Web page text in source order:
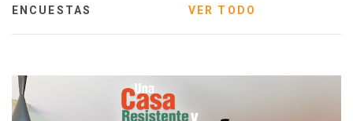
ENCUESTAS VER TODO